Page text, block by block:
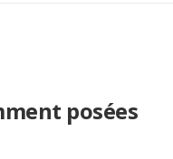
posées